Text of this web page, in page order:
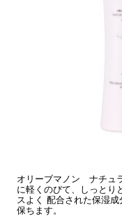
オリーブマノン ナチュ
に軽くのびて、しっとり
スよく 配合された保湿
保ちます。